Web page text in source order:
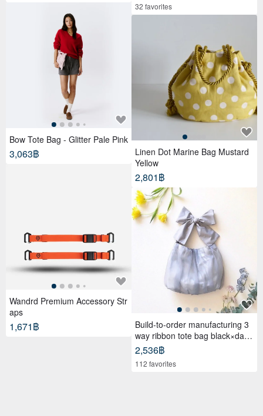
Bow Tote Bag - Glitter Pale Pink
3,063฿
Wandrd Premium Accessory Str
aps
1,671฿
32 favorites
Linen Dot Marine Bag Mustard
Yellow
2,801฿
Build-to-order manufacturing 3
way ribbon tote bag black×dark
gray
2,536฿
112 favorites